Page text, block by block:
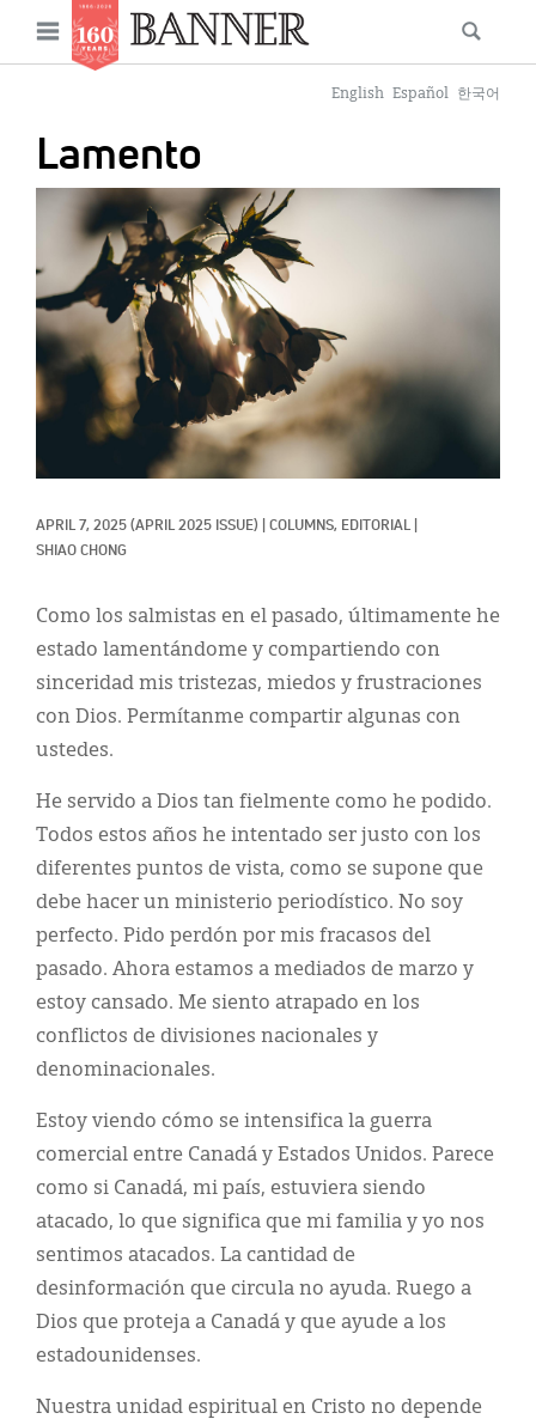
Open
English Español 한국어
Lamento
IMAGE:
APRIL 7, 2025 (APRIL 2025 ISSUE) COLUMNS, EDITORIAL
SHIAO CHONG
Como los salmistas en el pasado, últimamente he
estado lamentándome y compartiendo con
sinceridad mis tristezas, miedos y frustraciones
con Dios. Permítanme compartir algunas con
ustedes.
He servido a Dios tan fielmente como he podido.
Todos estos años he intentado ser justo con los
diferentes puntos de vista, como se supone que
debe hacer un ministerio periodístico. No soy
perfecto. Pido perdón por mis fracasos del
pasado. Ahora estamos a mediados de marzo y
estoy cansado. Me siento atrapado en los
conflictos de divisiones nacionales y
denominacionales.
Estoy viendo cómo se intensifica la guerra
comercial entre Canadá y Estados Unidos. Parece
como si Canadá, mi país, estuviera siendo
atacado, lo que significa que mi familia y yo nos
sentimos atacados. La cantidad de
desinformación que circula no ayuda. Ruego a
Dios que proteja a Canadá y que ayude a los
estadounidenses.
Nuestra unidad espiritual en Cristo no depende
Main
navigation
News
Features
Reviews
Our Shared Ministry
Extras
Secondary
Get Your Banner
Resources
About
한국어
Español